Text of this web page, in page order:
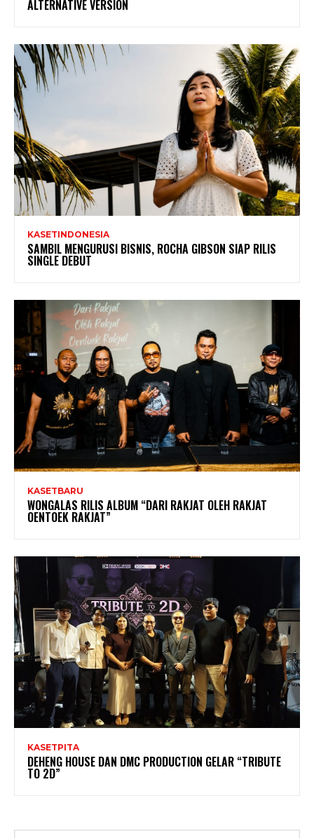
ALTERNATIVE VERSION
KASETINDONESIA
SAMBIL MENGURUSI BISNIS, ROCHA GIBSON SIAP RILIS
SINGLE DEBUT
KASETBARU
WONGALAS RILIS ALBUM “DARI RAKJAT OLEH RAKJAT
OENTOEK RAKJAT”
KASETPITA
DEHENG HOUSE DAN DMC PRODUCTION GELAR “TRIBUTE
TO 2D”